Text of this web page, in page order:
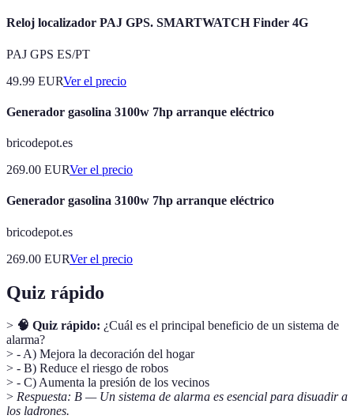
Reloj localizador PAJ GPS. SMARTWATCH Finder 4G
PAJ GPS ES/PT
49.99 EURVer el precio
Generador gasolina 3100w 7hp arranque eléctrico
bricodepot.es
269.00 EURVer el precio
Generador gasolina 3100w 7hp arranque eléctrico
bricodepot.es
269.00 EURVer el precio
Quiz rápido
> 🧠 Quiz rápido: ¿Cuál es el principal beneficio de un sistema de
alarma?
> - A) Mejora la decoración del hogar
> - B) Reduce el riesgo de robos
> - C) Aumenta la presión de los vecinos
> Respuesta: B — Un sistema de alarma es esencial para disuadir a
los ladrones.